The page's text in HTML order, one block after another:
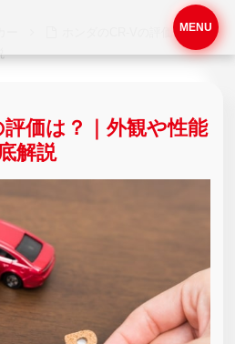
ホンダのCR-Vの評価は？｜外
価は？｜外観や性能
解説
MENU